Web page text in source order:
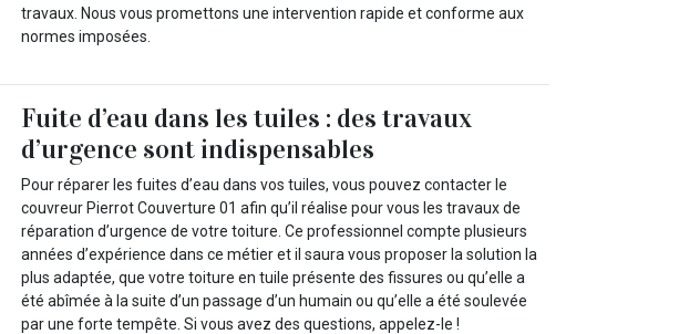
travaux. Nous vous promettons une intervention rapide et conforme aux
normes imposées.
Fuite d’eau dans les tuiles : des travaux
d’urgence sont indispensables
Pour réparer les fuites d’eau dans vos tuiles, vous pouvez contacter le
couvreur Pierrot Couverture 01 afin qu’il réalise pour vous les travaux de
réparation d’urgence de votre toiture. Ce professionnel compte plusieurs
années d’expérience dans ce métier et il saura vous proposer la solution la
plus adaptée, que votre toiture en tuile présente des fissures ou qu’elle a
été abîmée à la suite d’un passage d’un humain ou qu’elle a été soulevée
par une forte tempête. Si vous avez des questions, appelez-le !